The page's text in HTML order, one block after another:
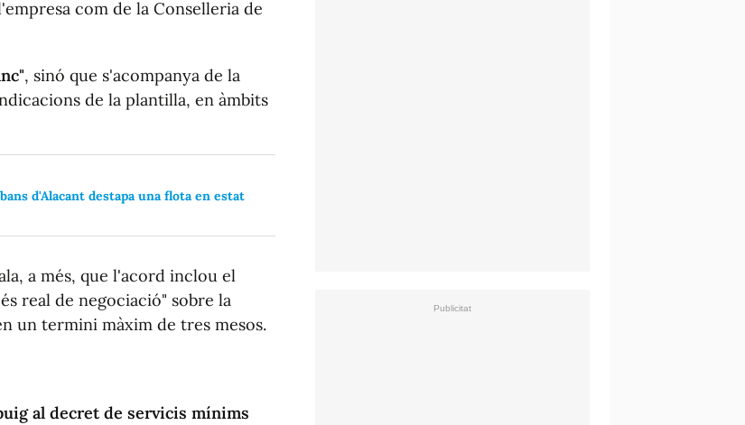
com de la Conselleria de
, sinó que s'acompanya de la
de la plantilla, en àmbits
d'Alacant destapa una flota en estat
a més, que l'acord inclou el
real de negociació" sobre la
un termini màxim de tres mesos.
al decret de servicis mínims